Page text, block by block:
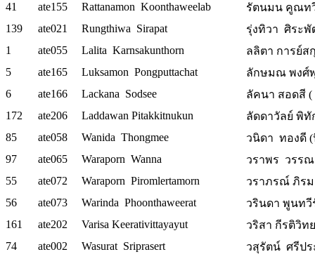
41
ate155 Rattanamon Koonthaweelab
รัตนมน คูณท
139
ate021 Rungthiwa Sirapat
รุ่งทิวา ศิระ
1
ate055 Lalita Karnsakunthorn
ลลิตา การย์ส
5
ate165 Luksamon Pongputtachat
ลักษมณ พงศ์
6
ate166 Lackana Sodsee
ลัคนา สอดสี (
172
ate206 Laddawan Pitakkitnukun
ลัดดาวัลย์ พิ
85
ate058 Wanida Thongmee
วนิดา ทองดี
97
ate065 Waraporn Wanna
วราพร วรรณ
55
ate072 Waraporn Piromlertamorn
วราภรณ์ ภิรม
56
ate073 Warinda Phoonthaweerat
วรินดา พูนทวี
161
ate202 Varisa Keerativittayayut
วริสา กีรติวิท
74
ate002 Wasurat Sriprasert
วสุรัตน์ ศรีปร